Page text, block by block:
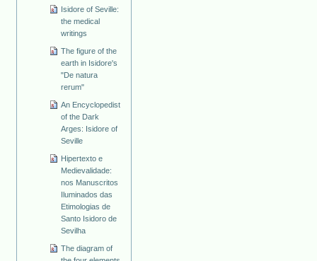
Isidore of Seville:
the medical
writings
The figure of the
earth in Isidore's
"De natura
rerum"
An Encyclopedist
of the Dark
Arges: Isidore of
Seville
Hipertexto e
Medievalidade:
nos Manuscritos
Iluminados das
Etimologias de
Santo Isidoro de
Sevilha
The diagram of